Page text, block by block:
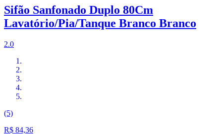
Sifão Sanfonado Duplo 80Cm
Lavatório/Pia/Tanque Branco Branco
2.0
(5)
R$ 84,36